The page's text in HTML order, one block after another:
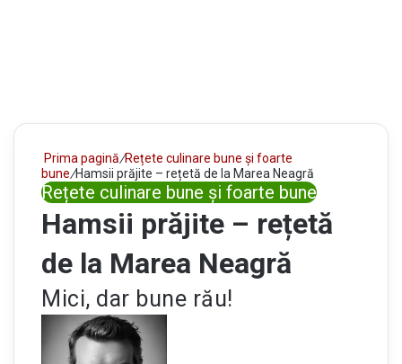
Prima pagină/Rețete culinare bune și foarte
bune/Hamsii prăjite – rețetă de la Marea Neagră
Rețete culinare bune și foarte bune
Hamsii prăjite – rețetă
de la Marea Neagră
Mici, dar bune rău!